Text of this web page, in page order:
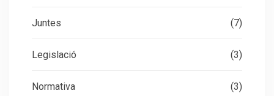
Juntes (7)
Legislació (3)
Normativa (3)